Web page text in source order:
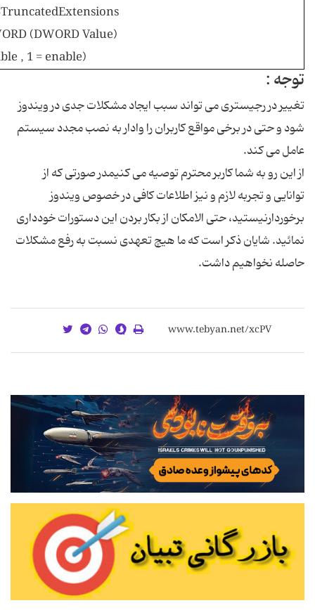
(DWORD Value)
, 1 = enable)
توجه :
تغییر در رجیستری می تواند سبب ایجاد مشکلات جدی در ویندوز
شود و حتی در برخی مواقع کاربران را وادار به نصب مجدد سیستم
عامل می کند.
از این رو به شما کاربر محترم توصیه می کنیمدر صورتی که از
توانایی و تجربه لازم و نیز اطلاعات کافی در خصوص ویندوز
برخوردارنیستید، حتی الامکان از بکار بردن این دستورات خودداری
نمائید. شایان ذکر است که ما هیچ تعهدی نسبت به رفع مشکلات
حاصله نخواهیم داشت.